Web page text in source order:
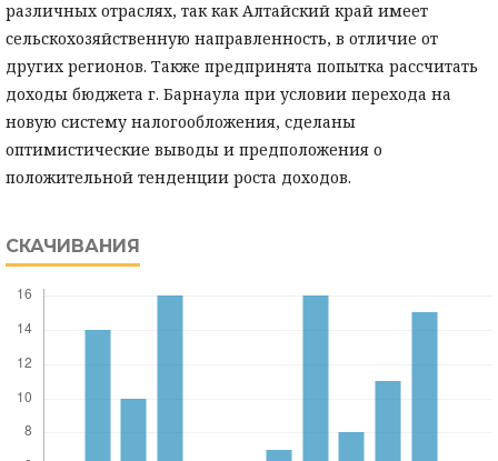
различных отраслях, так как Алтайский край имеет
сельскохозяйственную направленность, в отличие от
других регионов. Также предпринята попытка рассчитать
доходы бюджета г. Барнаула при условии перехода на
новую систему налогообложения, сделаны
оптимистические выводы и предположения о
положительной тенденции роста доходов.
СКАЧИВАНИЯ